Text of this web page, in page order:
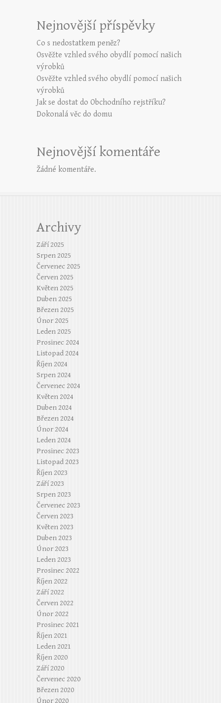
Nejnovější příspěvky
Co s nedostatkem peněz?
Osvěžte vzhled svého obydlí pomocí našich
výrobků
Osvěžte vzhled svého obydlí pomocí našich
výrobků
Jak se dostat do Obchodního rejstříku?
Dokonalá věc do domu
Nejnovější komentáře
Žádné komentáře.
Archivy
Září 2025
Srpen 2025
Červenec 2025
Červen 2025
Květen 2025
Duben 2025
Březen 2025
Únor 2025
Leden 2025
Prosinec 2024
Listopad 2024
Říjen 2024
Srpen 2024
Červenec 2024
Květen 2024
Duben 2024
Březen 2024
Únor 2024
Leden 2024
Prosinec 2023
Listopad 2023
Říjen 2023
Září 2023
Srpen 2023
Červenec 2023
Červen 2023
Květen 2023
Duben 2023
Únor 2023
Leden 2023
Prosinec 2022
Říjen 2022
Září 2022
Červen 2022
Únor 2022
Prosinec 2021
Říjen 2021
Leden 2021
Říjen 2020
Září 2020
Červenec 2020
Březen 2020
Únor 2020